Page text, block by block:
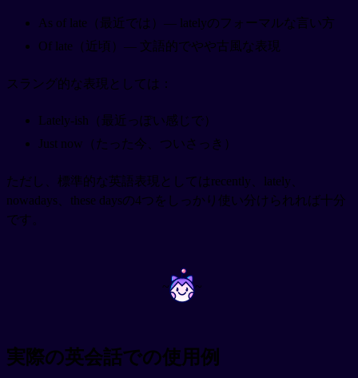
As of late（最近では）— latelyのフォーマルな言い方
Of late（近頃）— 文語的でやや古風な表現
スラング的な表現としては：
Lately-ish（最近っぽい感じで）
Just now（たった今、ついさっき）
ただし、標準的な英語表現としてはrecently、lately、
nowadays、these daysの4つをしっかり使い分けられれば十分
です。
~ ~
実際の英会話での使用例